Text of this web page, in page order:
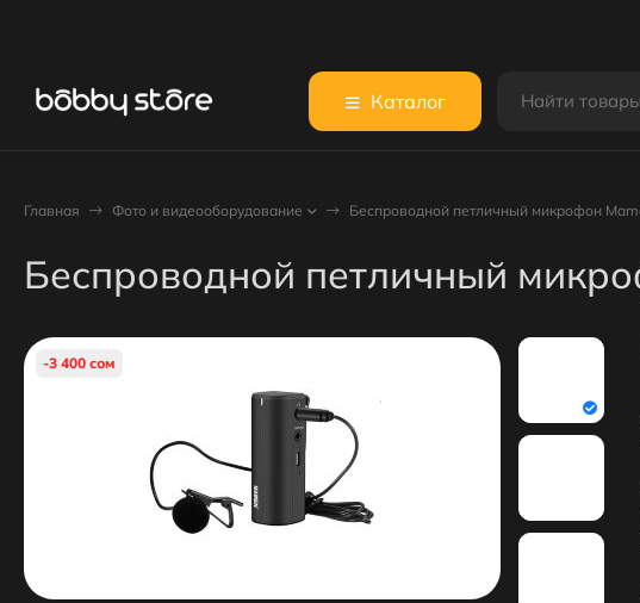
Каталог
Главная Фото и видеооборудование Беспроводной петличный микрофон
Беспроводной петличный
-3 400 сом